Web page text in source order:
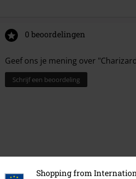
Shopping from
0 beoordelingen
Geef ons je mening over
Schrijf een beoordeling